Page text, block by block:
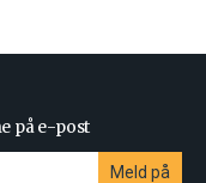
på e-post
Meld på